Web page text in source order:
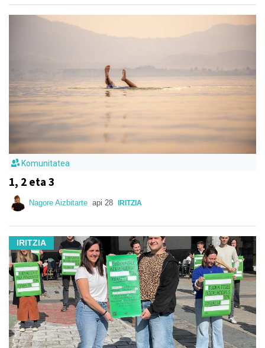
Komunitatea
1, 2 eta 3
Nagore Aizbitarte api 28 IRITZIA
IRITZIA